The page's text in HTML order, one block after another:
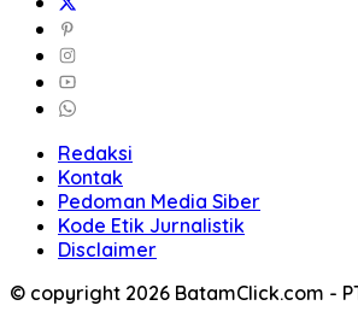
Redaksi
Kontak
Pedoman Media Siber
Kode Etik Jurnalistik
Disclaimer
© copyright 2026 BatamClick.com -